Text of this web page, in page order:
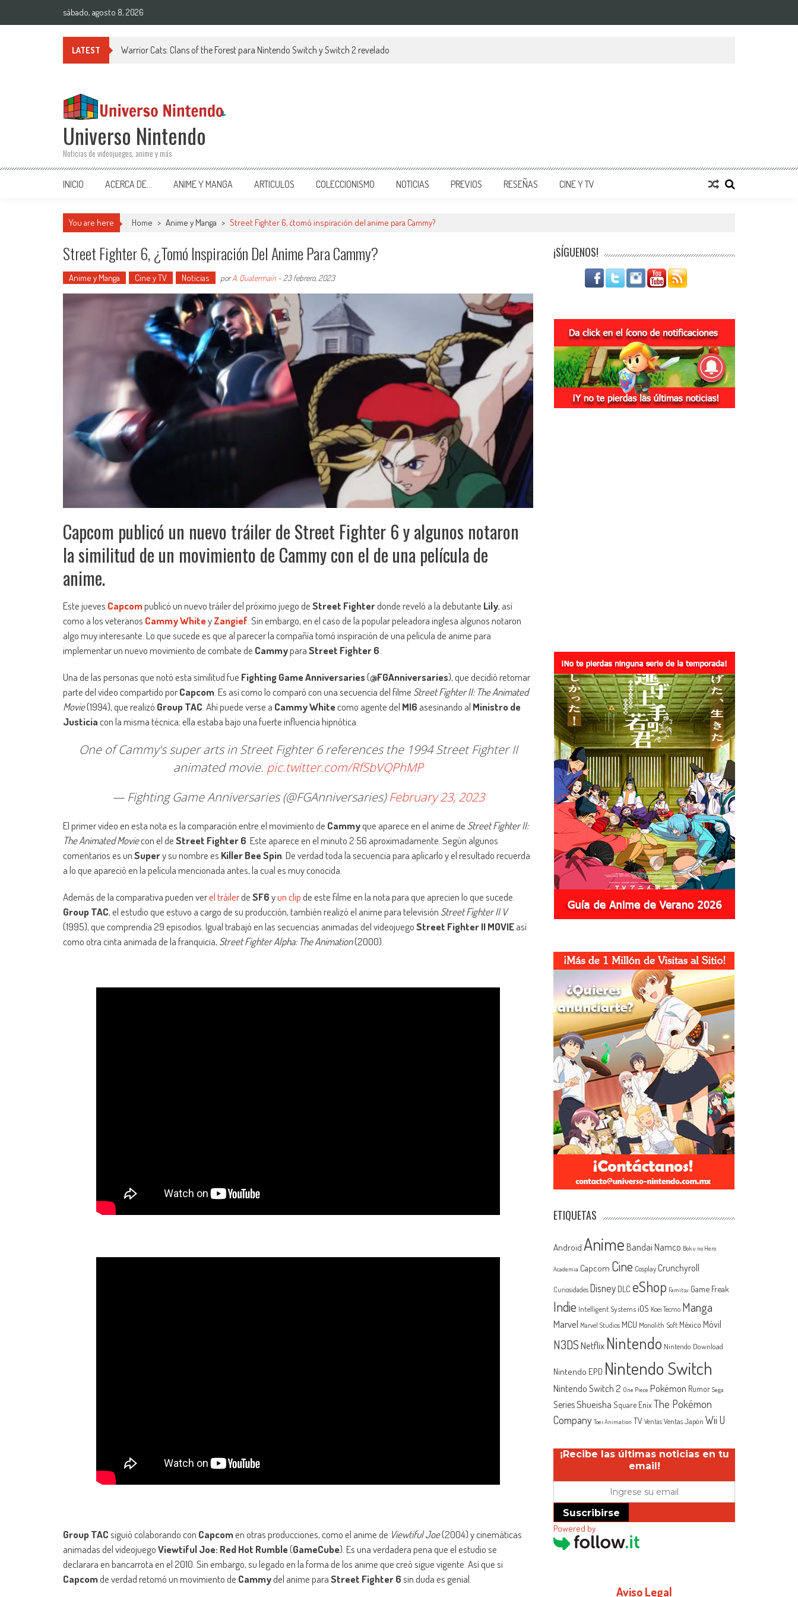
sábado, agosto 8, 2026
LATEST Warrior Cats: Clans of the Forest para Nintendo Switch y Switch 2 revelado
Universo Nintendo
Noticias de videojuegos, anime y más
INICIO ACERCA DE… ANIME Y MANGA ARTICULOS COLECCIONISMO NOTICIAS PREVIOS RESEÑAS CINE Y TV
You are here Home > Anime y Manga > Street Fighter 6, ¿tomó inspiración del anime para Cammy?
Street Fighter 6, ¿tomó Inspiración Del Anime Para Cammy?
Anime y Manga Cine y TV Noticias porA. Quatermain - 23 febrero, 2023
Capcom publicó un nuevo tráiler de Street Fighter 6 y algunos notaron
la similitud de un movimiento de Cammy con el de una película de
anime.
Este jueves Capcompublicó un nuevo tráiler del próximo juego deStreet Fighterdonde reveló a la debutante Lily, así
como a los veteranos Cammy WhiteyZangief. Sin embargo, en el caso de la popular peleadora inglesa algunos notaron
algo muy interesante. Lo que sucede es que al parecer la compañía tomó inspiración de una película de anime para
implementar un nuevo movimiento de combate de CammyparaStreet Fighter 6.
Una de las personas que notó esta similitud fue Fighting Game Anniversaries(@FGAnniversaries), que decidió retomar
parte del video compartido porCapcom. Es así como lo comparó con una secuencia del filme Street Fighter II: The Animated
Movie(1994), que realizó Group TAC. Ahí puede verse a Cammy Whitecomo agente del MI6 asesinando al Ministro de
Justiciacon la misma técnica; ella estaba bajo una fuerte influencia hipnótica.
One of Cammy's super arts in Street Fighter 6 references the 1994 Street Fighter II
animated movie. pic.twitter.com/RfSbVQPhMP
— Fighting Game Anniversaries (@FGAnniversaries)February 23, 2023
El primer video en esta nota es la comparación entre el movimiento de Cammyque aparece en el anime de Street Fighter II:
The Animated Moviecon el deStreet Fighter 6. Este aparece en el minuto 2:56 aproximadamente. Según algunos
comentarios es unSupery su nombre es Killer Bee Spin. De verdad toda la secuencia para aplicarlo y el resultado recuerda
a lo que apareció en la película mencionada antes, la cual es muy conocida.
Además de la comparativa pueden verel tráilerdeSF6yun clipde este filme en la nota para que aprecien lo que sucede.
Group TAC, el estudio que estuvo a cargo de su producción, también realizó el anime para televisión Street Fighter II V
(1995), que comprendía 29 episodios. Igual trabajó en las secuencias animadas del videojuegoStreet Fighter II MOVIEasí
como otra cinta animada de la franquicia, Street Fighter Alpha: The Animation(2000).
Group TACsiguió colaborando con Capcomen otras producciones, como el anime de Viewtiful Joe(2004) y cinemáticas
animadas del videojuegoViewtiful Joe: Red Hot Rumble(GameCube). Es una verdadera pena que el estudio se
declarara en bancarrota en el 2010. Sin embargo, su legado en la forma de los anime que creó sigue vigente. Así que si
Capcomde verdad retomó un movimiento de Cammydel anime paraStreet Fighter 6sin duda es genial.
¡SÍGUENOS!
ETIQUETAS
Android Anime Bandai Namco Boku no Hero
Academia Capcom Cine Cosplay Crunchyroll
Curiosidades Disney DLC eShop Famitsu Game Freak
Indie Intelligent Systems iOS Koei Tecmo Manga
Marvel Marvel Studios MCU Monolith Soft México Móvil
N3DSNetflix Nintendo Nintendo Download
Nintendo EPD Nintendo Switch
Nintendo Switch 2 One Piece Pokémon Rumor Sega
SeriesShueisha Square EnixThe Pokémon
Company Toei Animation TV Ventas Ventas Japón Wii U
¡Recibe las últimas noticias en tu
email!
Suscribirse
Powered by
Aviso Legal